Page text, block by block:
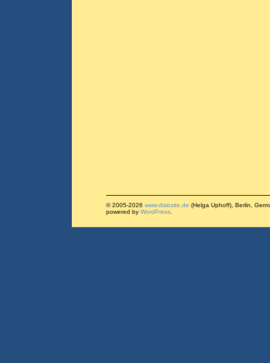
© 2005-2026 www.diabsite.de (Helga Uphoff), Berlin,
powered by WordPress.